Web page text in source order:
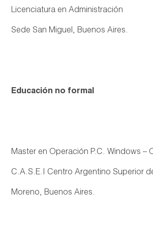
Licenciatura en Administración
Sede San Miguel, Buenos Aires.
Educación no formal
Master en Operación P.C. Windows –
C.A.S.E.I Centro Argentino Superior
Moreno, Buenos Aires.